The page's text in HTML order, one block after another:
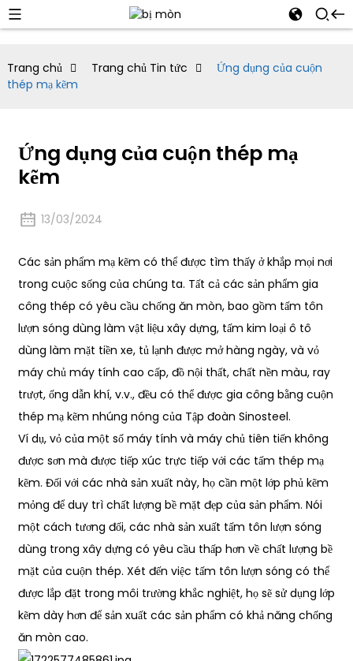
Trang chủ Trang chủ Tin tức
Ứng dụng của cuộn
thép mạ kẽm
Ứng dụng của cuộn thép mạ
kẽm
13/03/2024
Các sản phẩm mạ kẽm có thể được tìm thấy ở khắp mọi nơi
trong cuộc sống của chúng ta. Tất cả các sản phẩm gia
công thép có yêu cầu chống ăn mòn, bao gồm tấm tôn
lượn sóng dùng làm vật liệu xây dựng, tấm kim loại ô tô
dùng làm mặt tiền xe, tủ lạnh được mở hàng ngày, và vỏ
máy chủ máy tính cao cấp, đồ nội thất, chất nền màu, ray
trượt, ống dẫn khí, v.v., đều có thể được gia công bằng cuộn
thép mạ kẽm nhúng nóng của Tập đoàn Sinosteel.
Ví dụ, vỏ của một số máy tính và máy chủ tiên tiến không
được sơn mà được tiếp xúc trực tiếp với các tấm thép mạ
kẽm. Đối với các nhà sản xuất này, họ cần một lớp phủ kẽm
mỏng để duy trì chất lượng bề mặt đẹp của sản phẩm. Nói
một cách tương đối, các nhà sản xuất tấm tôn lượn sóng
dùng trong xây dựng có yêu cầu thấp hơn về chất lượng bề
mặt của cuộn thép. Xét đến việc tấm tôn lượn sóng có thể
được lắp đặt trong môi trường khắc nghiệt, họ sẽ sử dụng lớp
kẽm dày hơn để sản xuất các sản phẩm có khả năng chống
ăn mòn cao.